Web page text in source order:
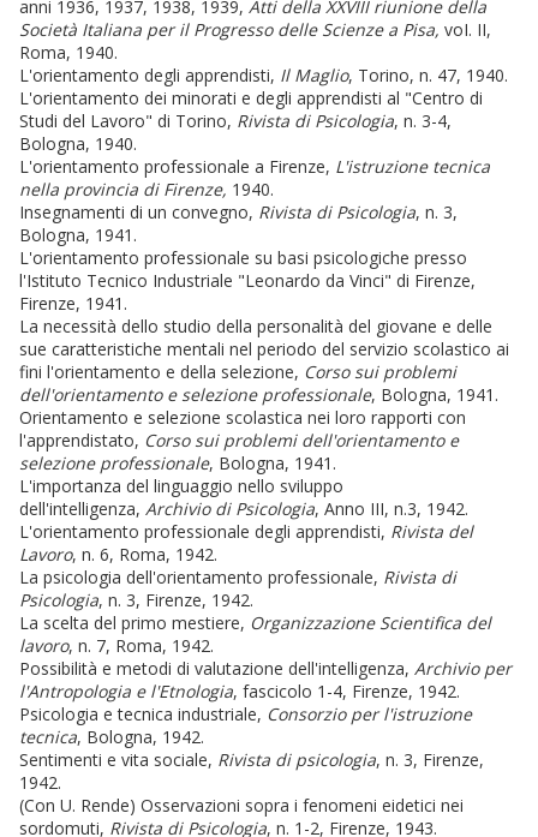
anni 1936, 1937, 1938, 1939, Atti della XXVIII riunione della
Società Italiana per il Progresso delle Scienze a Pisa, voI. II,
Roma, 1940.
L'orientamento degli apprendisti, Il Maglio, Torino, n. 47, 1940.
L'orientamento dei minorati e degli apprendisti al "Centro di
Studi del Lavoro" di Torino, Rivista di Psicologia, n. 3-4,
Bologna, 1940.
L'orientamento professionale a Firenze, L'istruzione tecnica
nella provincia di Firenze, 1940.
Insegnamenti di un convegno, Rivista di Psicologia, n. 3,
Bologna, 1941.
L'orientamento professionale su basi psicologiche presso
l'Istituto Tecnico Industriale "Leonardo da Vinci" di Firenze,
Firenze, 1941.
La necessità dello studio della personalità del giovane e delle
sue caratteristiche mentali nel periodo del servizio scolastico ai
fini l'orientamento e della selezione, Corso sui problemi
dell'orientamento e selezione professionale, Bologna, 1941.
Orientamento e selezione scolastica nei loro rapporti con
l'apprendistato, Corso sui problemi dell'orientamento e
selezione professionale, Bologna, 1941.
L'importanza del linguaggio nello sviluppo
dell'intelligenza, Archivio di Psicologia, Anno III, n.3, 1942.
L'orientamento professionale degli apprendisti, Rivista del
Lavoro, n. 6, Roma, 1942.
La psicologia dell'orientamento professionale, Rivista di
Psicologia, n. 3, Firenze, 1942.
La scelta del primo mestiere, Organizzazione Scientifica del
lavoro, n. 7, Roma, 1942.
Possibilità e metodi di valutazione dell'intelligenza, Archivio per
l'Antropologia e l'Etnologia, fascicolo 1-4, Firenze, 1942.
Psicologia e tecnica industriale, Consorzio per l'istruzione
tecnica, Bologna, 1942.
Sentimenti e vita sociale, Rivista di psicologia, n. 3, Firenze,
1942.
(Con U. Rende) Osservazioni sopra i fenomeni eidetici nei
sordomuti, Rivista di Psicologia, n. 1-2, Firenze, 1943.